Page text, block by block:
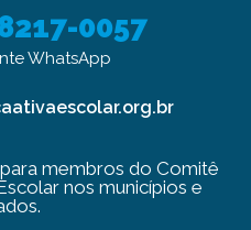
0057
WhatsApp
membros do Comitê
nos municípios e